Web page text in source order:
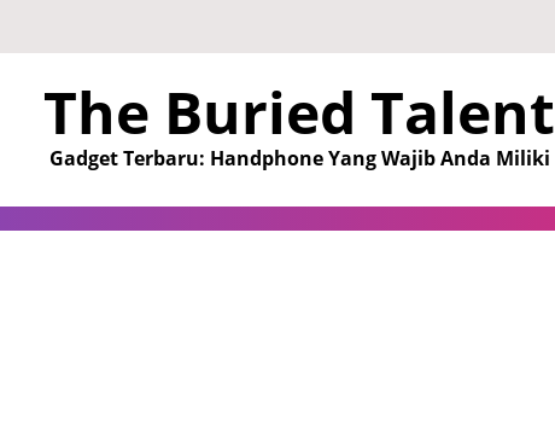
The Buried Talent
Gadget Terbaru: Handphone Yang Wajib Anda Miliki